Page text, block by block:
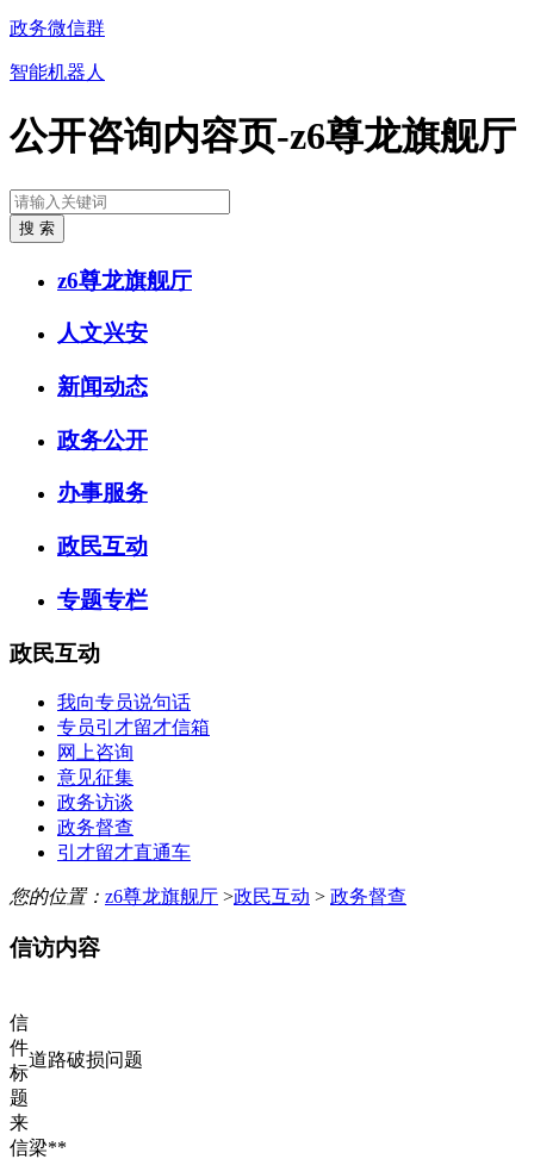
政务微信群
智能机器人
公开咨询内容页-z6尊龙旗舰厅
z6尊龙旗舰厅
人文兴安
新闻动态
政务公开
办事服务
政民互动
专题专栏
政民互动
我向专员说句话
专员引才留才信箱
网上咨询
意见征集
政务访谈
政务督查
引才留才直通车
您的位置： z6尊龙旗舰厅 >政民互动 > 政务督查
信访内容
信
件
标
题
道路破损问题
来
信梁**